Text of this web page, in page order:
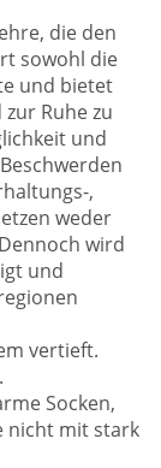
die den
sowohl die
und bietet
Ruhe zu
und
,
weder
wird
und
vertieft.
Socken,
nicht mit stark